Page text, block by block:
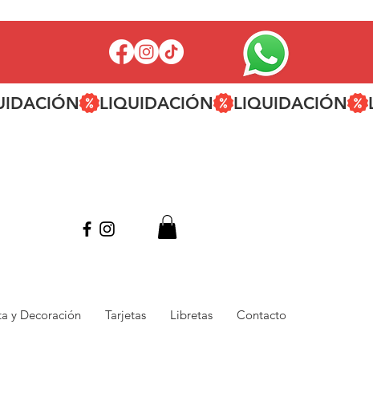
y Decoración Tarjetas Libretas Contacto